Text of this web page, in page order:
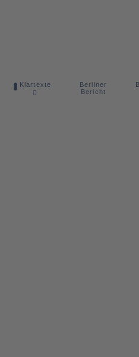
Klartexte
Berliner
Bericht